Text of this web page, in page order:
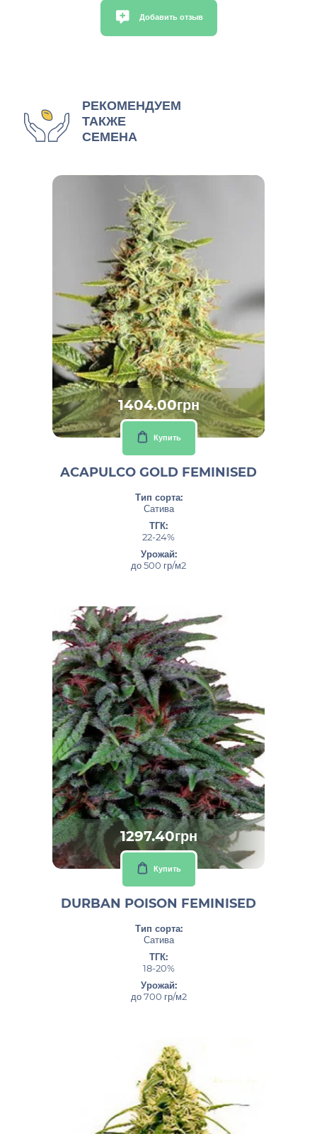
Добавить отзыв
РЕКОМЕНДУЕМ
ТАКЖЕ
СЕМЕНА
1404.00грн
Купить
ACAPULCO GOLD FEMINISED
Тип сорта:
Сатива
ТГК:
22-24%
Урожай:
до 500 гр/м2
1297.40грн
Купить
DURBAN POISON FEMINISED
Тип сорта:
Сатива
ТГК:
18-20%
Урожай:
до 700 гр/м2